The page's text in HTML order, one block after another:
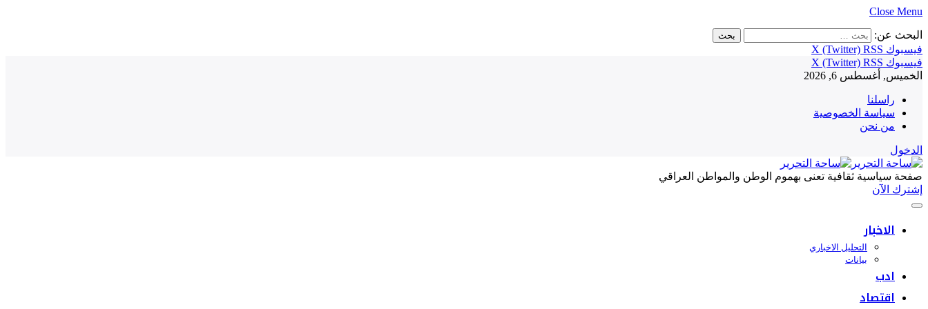
Close Menu
البحث عن:
فيسبوك
X (Twitter) RSS
فيسبوك
X (Twitter) RSS
الخميس, أغسطس 6, 2026
راسلنا
سياسة الخصوصية
من نحن
الدخول
صفحة سياسية ثقافية تعنى بهموم الوطن والمواطن العراقي
إشترك الآن
الاخبار
التحليل الاخباري
بيانات
ادب
اقتصاد